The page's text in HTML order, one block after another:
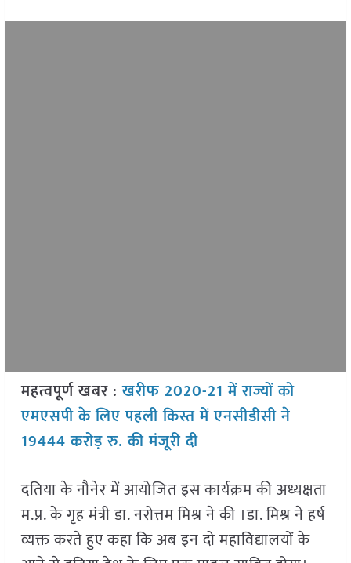
महत्वपूर्ण खबर :खरीफ 2020-21 में राज्यों को
एमएसपी के लिए पहली किस्त में एनसीडीसी ने
19444 करोड़ रु. की मंजूरी दी
दतिया के नौनेर में आयोजित इस कार्यक्रम की अध्यक्षता
म.प्र. के गृह मंत्री डा. नरोत्तम मिश्र ने की ।डा. मिश्र ने हर्ष
व्यक्त करते हुए कहा कि अब इन दो महाविद्यालयों के